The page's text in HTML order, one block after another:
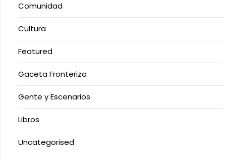
Comunidad
Cultura
Featured
Gaceta Fronteriza
Gente y Escenarios
Libros
Uncategorised